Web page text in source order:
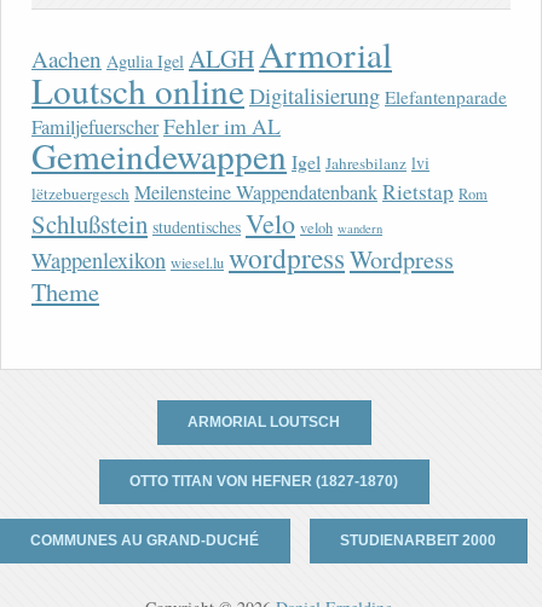
Aachen Agulia Igel ALGHArmorial
Loutsch onlineDigitalisierung Elefantenparade
FamiljefuerscherFehler im AL
Gemeindewappen Igel Jahresbilanz lvi
lëtzebuergesch Meilensteine WappendatenbankRietstap Rom
Schlußstein studentisches Velo veloh wandern
Wappenlexikon wiesel.lu wordpressWordpress
Theme
ARMORIAL LOUTSCH
OTTO TITAN VON HEFNER (1827-1870)
COMMUNES AU GRAND-DUCHÉ STUDIENARBEIT 2000